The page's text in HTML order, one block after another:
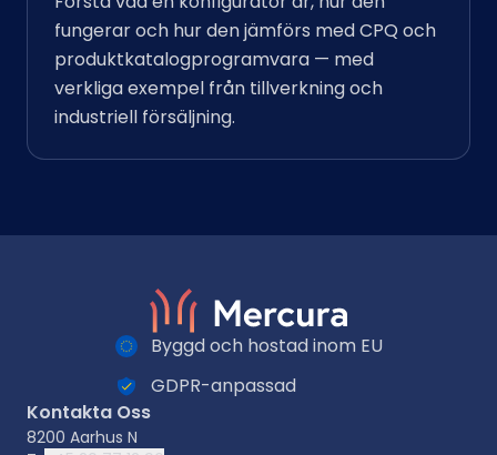
fungerar och hur den jämförs med CPQ och
produktkatalogprogramvara — med
verkliga exempel från tillverkning och
industriell försäljning.
Byggd och hostad inom EU
GDPR-anpassad
Kontakta Oss
8200 Aarhus N